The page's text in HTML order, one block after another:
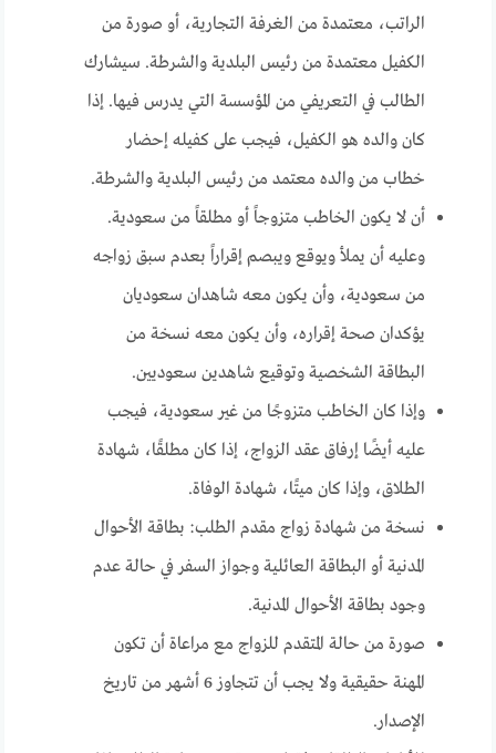
الراتب، معتمدة من الغرفة التجارية، أو صورة من
الكفيل معتمدة من رئيس البلدية والشرطة. سيشارك
الطالب في التعريفي من المؤسسة التي يدرس فيها. إذا
كان والده هو الكفيل، فيجب على كفيله إحضار
خطاب من والده معتمد من رئيس البلدية والشرطة.
أن لا يكون الخاطب متزوجاً أو مطلقاً من سعودية.
وعليه أن يملأ ويوقع ويبصم إقراراً بعدم سبق زواجه
من سعودية، وأن يكون معه شاهدان سعوديان
يؤكدان صحة إقراره، وأن يكون معه نسخة من
البطاقة الشخصية وتوقيع شاهدين سعوديين.
وإذا كان الخاطب متزوجًا من غير سعودية، فيجب
عليه أيضًا إرفاق عقد الزواج، إذا كان مطلقًا، شهادة
الطلاق، وإذا كان ميتًا، شهادة الوفاة.
نسخة من شهادة زواج مقدم الطلب: بطاقة الأحوال
المدنية أو البطاقة العائلية وجواز السفر في حالة عدم
وجود بطاقة الأحوال المدنية.
صورة من حالة المتقدم للزواج مع مراعاة أن تكون
المهنة حقيقية ولا يجب أن تتجاوز 6 أشهر من تاريخ
الإصدار.